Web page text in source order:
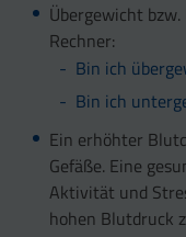
Übergewicht
Rechner:
Bin ich
Bin ich
Ein erhöhter
Gefäße. Eine
Aktivität und
hohen Blutdruck